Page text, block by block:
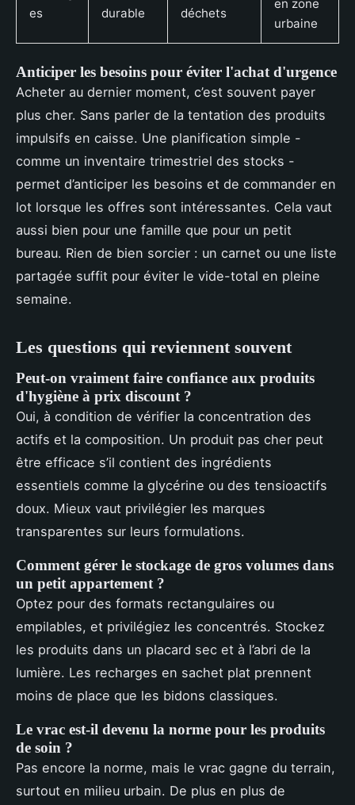
es
durable
déchets
en zone
urbaine
Anticiper les besoins pour éviter l'achat d'urgence
Acheter au dernier moment, c’est souvent payer
plus cher. Sans parler de la tentation des produits
impulsifs en caisse. Une planification simple -
comme un inventaire trimestriel des stocks -
permet d’anticiper les besoins et de commander en
lot lorsque les offres sont intéressantes. Cela vaut
aussi bien pour une famille que pour un petit
bureau. Rien de bien sorcier : un carnet ou une liste
partagée suffit pour éviter le vide-total en pleine
semaine.
Les questions qui reviennent souvent
Peut-on vraiment faire confiance aux produits
d'hygiène à prix discount ?
Oui, à condition de vérifier la concentration des
actifs et la composition. Un produit pas cher peut
être efficace s’il contient des ingrédients
essentiels comme la glycérine ou des tensioactifs
doux. Mieux vaut privilégier les marques
transparentes sur leurs formulations.
Comment gérer le stockage de gros volumes dans
un petit appartement ?
Optez pour des formats rectangulaires ou
empilables, et privilégiez les concentrés. Stockez
les produits dans un placard sec et à l’abri de la
lumière. Les recharges en sachet plat prennent
moins de place que les bidons classiques.
Le vrac est-il devenu la norme pour les produits
de soin ?
Pas encore la norme, mais le vrac gagne du terrain,
surtout en milieu urbain. De plus en plus de